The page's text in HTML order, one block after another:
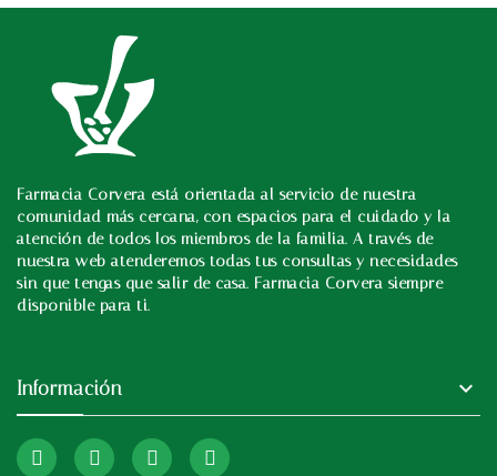
Farmacia Corvera está orientada al servicio de nuestra
comunidad más cercana, con espacios para el cuidado y la
atención de todos los miembros de la familia. A través de
nuestra web atenderemos todas tus consultas y necesidades
sin que tengas que salir de casa. Farmacia Corvera siempre
disponible para ti.
Información 